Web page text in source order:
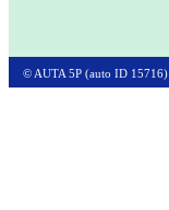
© AUTA 5P (auto ID 15716)